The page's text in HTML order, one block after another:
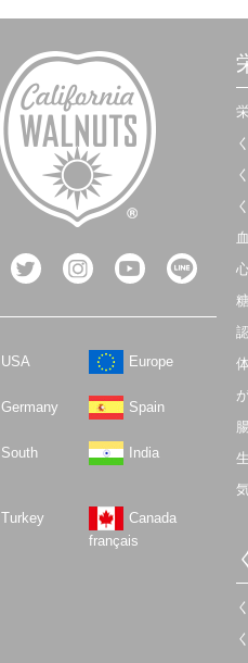
USA Europe
Germany Spain
South
India
Turkey
Canada
français